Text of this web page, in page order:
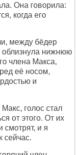
Она говорила:
когда его
между бёдер
облизнула нижнюю
члена Макса,
её носом,
и
голос стал
от этого. От их
смотрят, и я
сейчас.